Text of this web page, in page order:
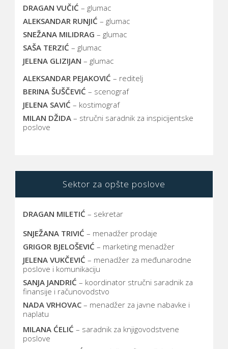
DRAGAN VUČIĆ – glumac
ALEKSANDAR RUNJIĆ – glumac
SNEŽANA MILIDRAG – glumac
SAŠA TERZIĆ – glumac
JELENA GLIZIJAN – glumac
ALEKSANDAR PEJAKOVIĆ – reditelj
BERINA ŠUŠČEVIĆ – scenograf
JELENA SAVIĆ – kostimograf
MILAN DŽIDA – stručni saradnik za inspicijentske
poslove
Sektor za opšte poslove
DRAGAN MILETIĆ – sekretar
SNJEŽANA TRIVIĆ – menadžer prodaje
GRIGOR BJELOŠEVIĆ – marketing menadžer
JELENA VUKČEVIĆ – menadžer za međunarodne
poslove i komunikaciju
SANJA JANDRIĆ – koordinator stručni saradnik za
finansije i računovodstvo
NADA VRHOVAC – menadžer za javne nabavke i
naplatu
MILANA ĆELIĆ – saradnik za knjigovodstvene
poslove